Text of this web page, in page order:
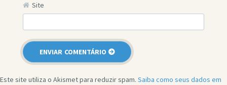
Site
Este site utiliza o Akismet para reduzir spam. Saiba como seus dados em